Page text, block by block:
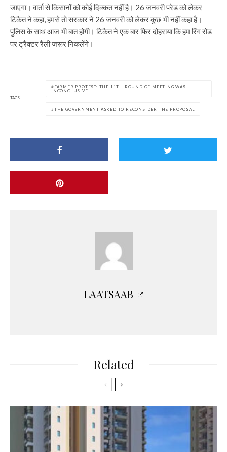
जाएगा। वार्ता से किसानों को कोई दिक्कत नहीं है। 26 जनवरी परेड को लेकर
टिकैत ने कहा, हमसे तो सरकार ने 26 जनवरी को लेकर कुछ भी नहीं कहा है।
पुलिस के साथ आज भी बात होगी। टिकैत ने एक बार फिर दोहराया कि हम रिंग रोड
पर ट्रैक्टर रैली जरूर निकलेंगे।
TAGS
FARMER PROTEST: THE 11TH ROUND OF MEETING WAS
INCONCLUSIVE
THE GOVERNMENT ASKED TO RECONSIDER THE PROPOSAL
LAATSAAB
Related